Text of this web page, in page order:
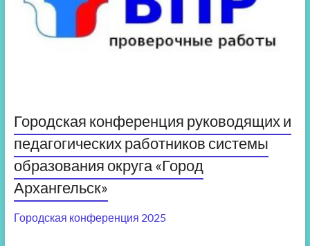
Городская конференция руководящих и
педагогических работников системы
образования округа «Город
Архангельск»
Городская конференция 2025